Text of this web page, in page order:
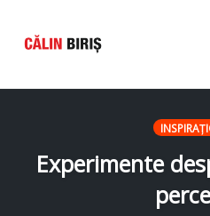
Experimente